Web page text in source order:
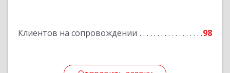
Клиентов на сопровождении 98